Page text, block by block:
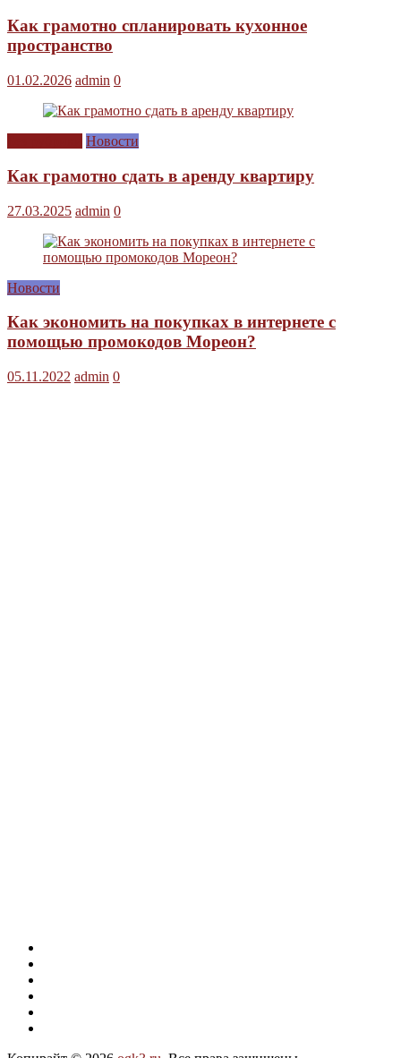
Как грамотно спланировать кухонное
пространство
01.02.2026 admin 0
Новости
Как грамотно сдать в аренду квартиру
27.03.2025 admin 0
Новости
Как экономить на покупках в интернете с
помощью промокодов Мореон?
05.11.2022 admin 0